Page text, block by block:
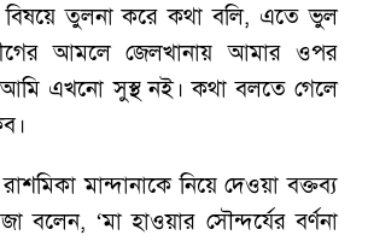
বিষয়ে তুলনা করে কথা বলি, এতে ভুল
আমলে জেলখানায় আমার ওপর
আমি এখনো সুস্থ নই। কথা বলতে গেলে
মান্দানাকে নিয়ে দেওয়া বক্তব্য
বলেন, ‘মা হাওয়ার সৌন্দর্যের বর্ণনা